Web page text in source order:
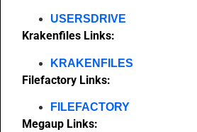
USERSDRIVE
Krakenfiles Links:
KRAKENFILES
Filefactory Links:
FILEFACTORY
Megaup Links: